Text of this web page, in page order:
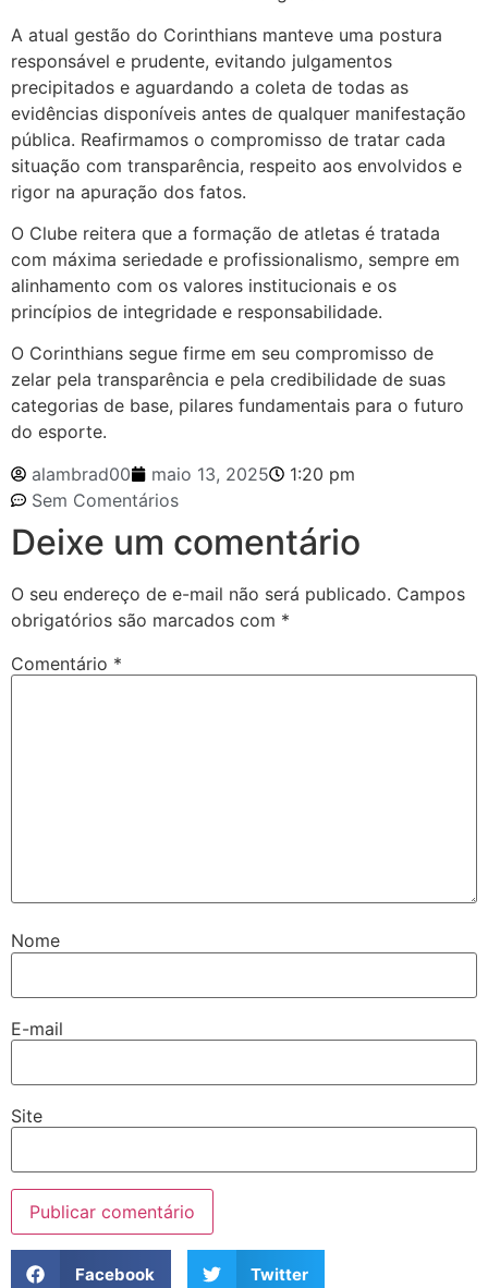
A atual gestão do Corinthians manteve uma postura
responsável e prudente, evitando julgamentos
precipitados e aguardando a coleta de todas as
evidências disponíveis antes de qualquer manifestação
pública. Reafirmamos o compromisso de tratar cada
situação com transparência, respeito aos envolvidos e
rigor na apuração dos fatos.
O Clube reitera que a formação de atletas é tratada
com máxima seriedade e profissionalismo, sempre em
alinhamento com os valores institucionais e os
princípios de integridade e responsabilidade.
O Corinthians segue firme em seu compromisso de
zelar pela transparência e pela credibilidade de suas
categorias de base, pilares fundamentais para o futuro
do esporte.
alambrad00
maio 13, 2025
1:20 pm
Sem Comentários
Deixe um comentário
O seu endereço de e-mail não será publicado. Campos
obrigatórios são marcados com *
Comentário *
Nome
E-mail
Site
Facebook Twitter